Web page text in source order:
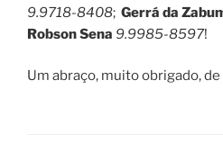
9.9718-8408; Gerrá da
Robson Sena 9.9985-8597!
Um abraço, muito obrigado, de